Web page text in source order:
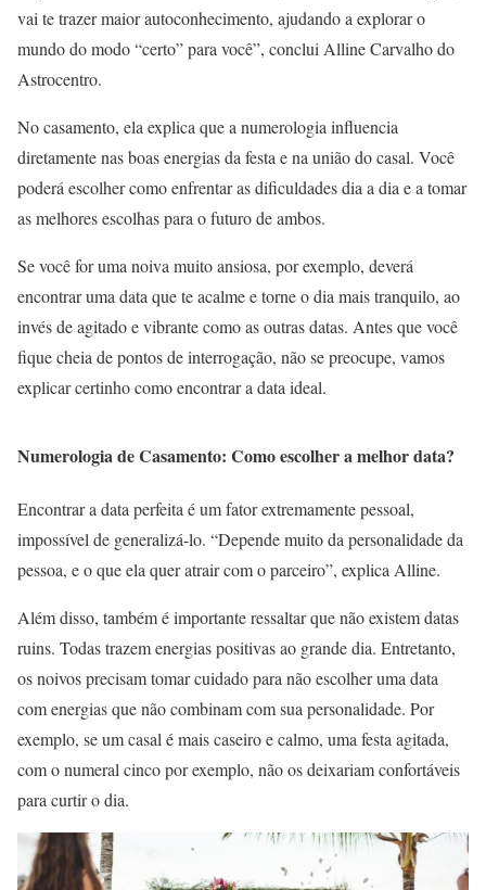
vai te trazer maior autoconhecimento, ajudando a explorar o
mundo do modo “certo” para você”, conclui Alline Carvalho do
Astrocentro.
No casamento, ela explica que a numerologia influencia
diretamente nas boas energias da festa e na união do casal. Você
poderá escolher como enfrentar as dificuldades dia a dia e a tomar
as melhores escolhas para o futuro de ambos.
Se você for uma noiva muito ansiosa, por exemplo, deverá
encontrar uma data que te acalme e torne o dia mais tranquilo, ao
invés de agitado e vibrante como as outras datas. Antes que você
fique cheia de pontos de interrogação, não se preocupe, vamos
explicar certinho como encontrar a data ideal.
Numerologia de Casamento: Como escolher a melhor data?
Encontrar a data perfeita é um fator extremamente pessoal,
impossível de generalizá-lo. “Depende muito da personalidade da
pessoa, e o que ela quer atrair com o parceiro”, explica Alline.
Além disso, também é importante ressaltar que não existem datas
ruins. Todas trazem energias positivas ao grande dia. Entretanto,
os noivos precisam tomar cuidado para não escolher uma data
com energias que não combinam com sua personalidade. Por
exemplo, se um casal é mais caseiro e calmo, uma festa agitada,
com o numeral cinco por exemplo, não os deixariam confortáveis
para curtir o dia.